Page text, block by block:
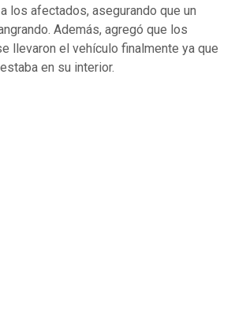
los afectados, asegurando que un
Además, agregó que los
llevaron el vehículo finalmente ya que
en su interior.